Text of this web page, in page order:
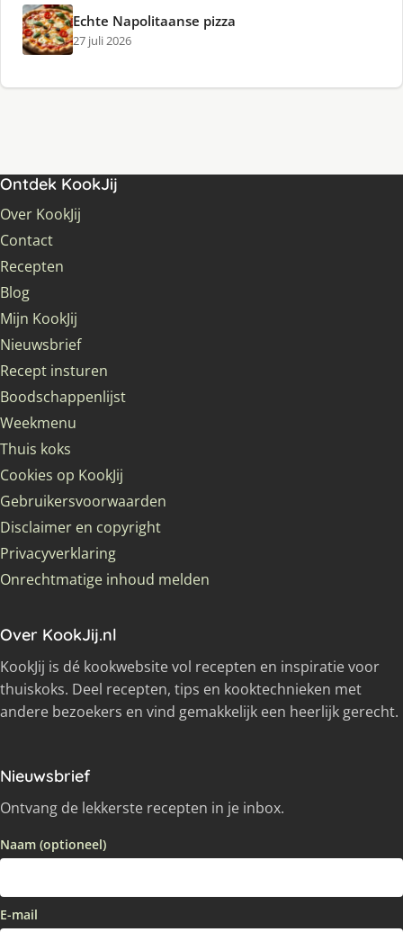
Echte Napolitaanse pizza
27 juli 2026
Ontdek KookJij
Over KookJij
Contact
Recepten
Blog
Mijn KookJij
Nieuwsbrief
Recept insturen
Boodschappenlijst
Weekmenu
Thuis koks
Cookies op KookJij
Gebruikersvoorwaarden
Disclaimer en copyright
Privacyverklaring
Onrechtmatige inhoud melden
Over KookJij.nl
KookJij is dé kookwebsite vol recepten en inspiratie voor
thuiskoks. Deel recepten, tips en kooktechnieken met
andere bezoekers en vind gemakkelijk een heerlijk gerecht.
Nieuwsbrief
Ontvang de lekkerste recepten in je inbox.
Naam (optioneel)
E-mail